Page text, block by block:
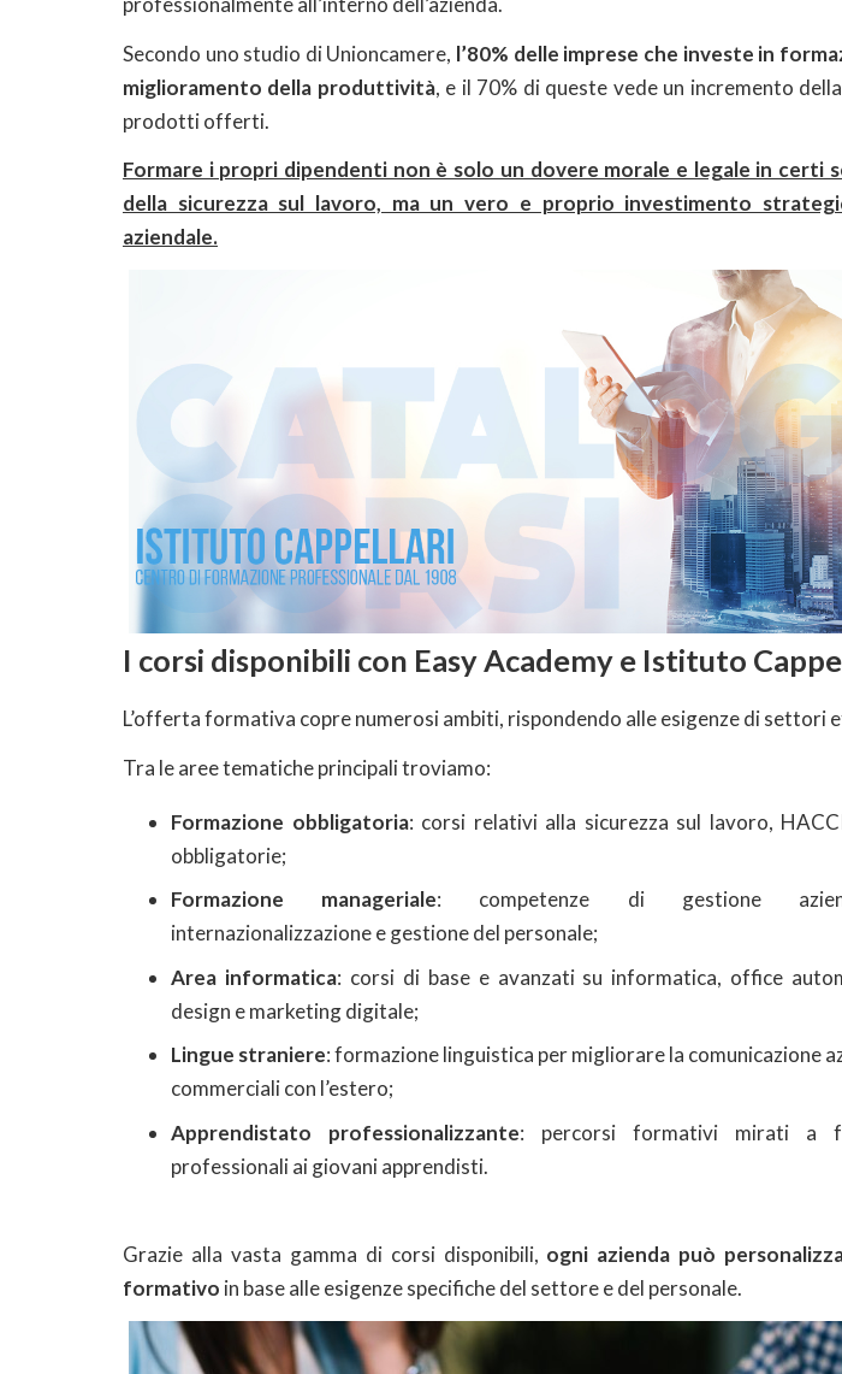
Secondo uno studio di Unioncamere, l’80% delle imprese che investe in
miglioramento della produttività, e il 70% di queste vede un incremento
prodotti offerti​.
Formare i propri dipendenti non è solo un dovere morale e legale in certi
della sicurezza sul lavoro, ma un vero e proprio investimento
aziendale.
I corsi disponibili con Easy Academy e Istituto
L’offerta formativa copre numerosi ambiti, rispondendo alle esigenze di settori
Tra le aree tematiche principali troviamo:
Formazione obbligatoria: corsi relativi alla sicurezza sul lavoro,
obbligatorie;
Formazione manageriale: competenze di gestione
internazionalizzazione e gestione del personale;
Area informatica: corsi di base e avanzati su informatica, office
design e marketing digitale;
Lingue straniere: formazione linguistica per migliorare la comunicazione
commerciali con l’estero;
Apprendistato professionalizzante: percorsi formativi mirati a
professionali ai giovani apprendisti​.
Grazie alla vasta gamma di corsi disponibili, ogni azienda può
formativo in base alle esigenze specifiche del settore e del personale.